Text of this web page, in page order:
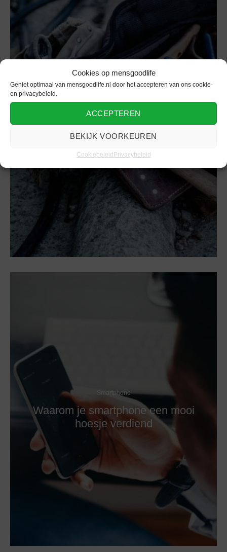
Cookies op mensgoodlife
Geniet optimaal van mensgoodlife.nl door het accepteren van ons cookie-
en privacybeleid.
ACCEPTEREN
BEKIJK VOORKEUREN
Cookiebeleid Privacybeleid
Kleding
werkkleding
Smartphone
Waarom je smartphone een mooi
hoesje verdiend